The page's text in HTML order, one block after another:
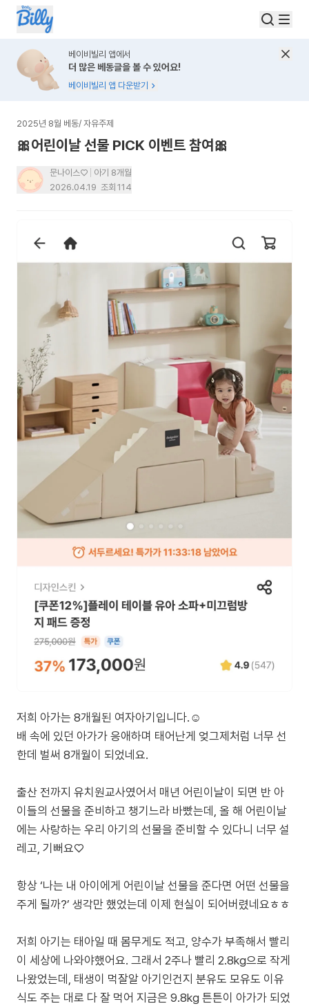
베이비빌리 앱에서
더 많은 베동글을 볼 수 있어요!
베이비빌리 앱 다운받기
2025년 8월 베동/ 자유주제
🎀어린이날 선물 PICK 이벤트 참여🎀
문나이스♡
아기 8개월
2026.04.19 조회 114
저희 아가는 8개월된 여자아기입니다.☺️
배 속에 있던 아가가 응애하며 태어난게 엊그제처럼 너무 선
한데 벌써 8개월이 되었네요.
출산 전까지 유치원교사였어서 매년 어린이날이 되면 반 아
이들의 선물을 준비하고 챙기느라 바빴는데, 올 해 어린이날
에는 사랑하는 우리 아기의 선물을 준비할 수 있다니 너무 설
레고, 기뻐요♡
항상 ‘나는 내 아이에게 어린이날 선물을 준다면 어떤 선물을
주게 될까?’ 생각만 했었는데 이제 현실이 되어버렸네요ㅎㅎ
저희 아기는 태아일 때 몸무게도 적고, 양수가 부족해서 빨리
이 세상에 나와야했어요. 그래서 2주나 빨리 2.8kg으로 작게
나왔었는데, 태생이 먹잘알 아기인건지 분유도 모유도 이유
식도 주는 대로 다 잘 먹어 지금은 9.8kg 튼튼이 아가가 되었